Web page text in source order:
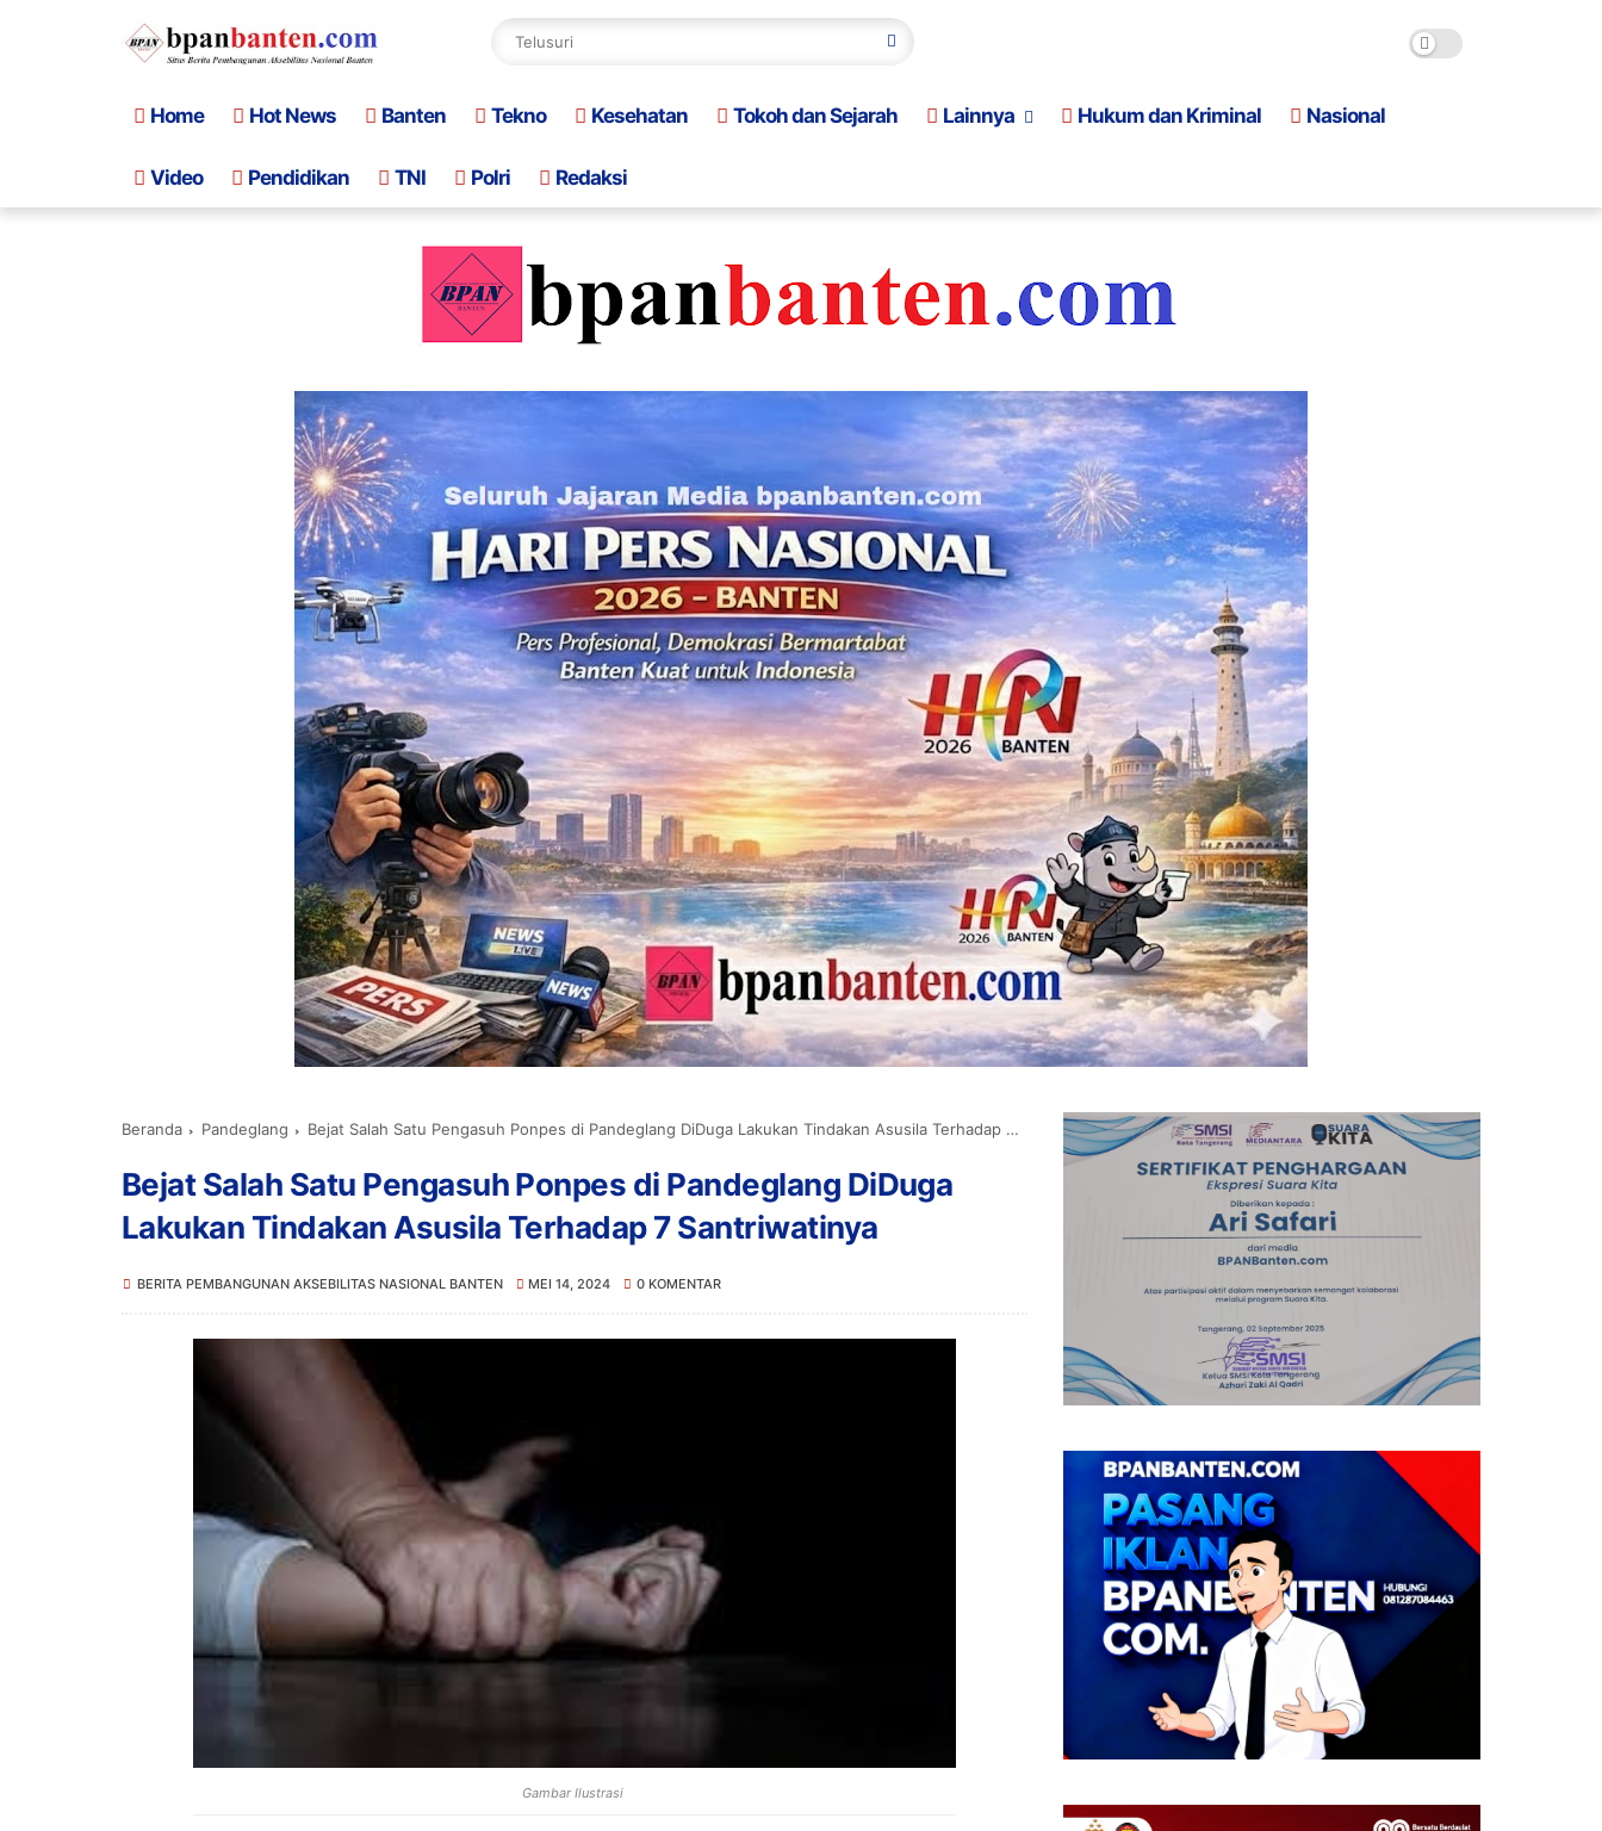
Home Hot News Banten Tekno Kesehatan Tokoh dan Sejarah Lainnya Hukum dan Kriminal Nasional
Video Pendidikan TNI Polri Redaksi
Beranda Pandeglang Bejat Salah Satu Pengasuh Ponpes di Pandeglang DiDuga Lakukan Tindakan Asusila Terhadap 7 Santriwatinya
Bejat Salah Satu Pengasuh Ponpes di Pandeglang DiDuga
Lakukan Tindakan Asusila Terhadap 7 Santriwatinya
BERITA PEMBANGUNAN AKSEBILITAS NASIONAL BANTEN MEI 14, 2024 0 KOMENTAR
Gambar Ilustrasi